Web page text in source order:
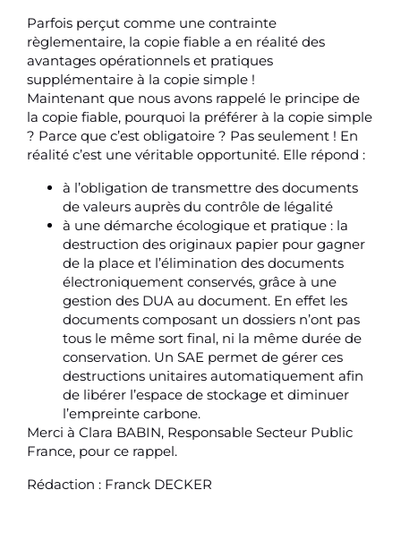
Parfois perçut comme une contrainte
règlementaire, la copie fiable a en réalité des
avantages opérationnels et pratiques
supplémentaire à la copie simple !
Maintenant que nous avons rappelé le principe de
la copie fiable, pourquoi la préférer à la copie simple
? Parce que c’est obligatoire ? Pas seulement ! En
réalité c’est une véritable opportunité. Elle répond :
à l’obligation de transmettre des documents
de valeurs auprès du contrôle de légalité
à une démarche écologique et pratique : la
destruction des originaux papier pour gagner
de la place et l’élimination des documents
électroniquement conservés, grâce à une
gestion des DUA au document. En effet les
documents composant un dossiers n’ont pas
tous le même sort final, ni la même durée de
conservation. Un SAE permet de gérer ces
destructions unitaires automatiquement afin
de libérer l’espace de stockage et diminuer
l’empreinte carbone.
Merci à Clara BABIN, Responsable Secteur Public
France, pour ce rappel.
Rédaction : Franck DECKER